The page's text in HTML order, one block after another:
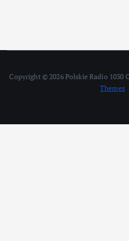
Copyright © 2026 Polskie Radio 1030
Themes